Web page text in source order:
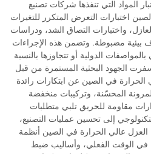
المواد التي تنفذها شركات تصنيع
اختبارات التعرض المتكرر للتغيرات
واختبارات التصاق الشد، ودراسات
بيئية مضبوطة. وتضمن هذه الإجراءات
الدولية أو تتجاوزها بالنسبة
الجهود البحثية المستمرة من قبل
في الصين عن ابتكارات رائدة
المحسّنة، وتركيبات منخفضة
مقاومة للحريق تلبي متطلبات
إلى تحسين عمليات التصنيع،
عالي الحرارة في الصين أنظمة
في الوقت الفعلي، وأساليب ضبط